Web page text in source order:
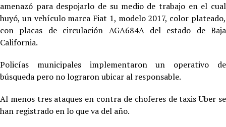
amenazó para despojarlo de su medio de trabajo en el cual
huyó, un vehículo marca Fiat 1, modelo 2017, color plateado,
con placas de circulación AGA684A del estado de Baja
California.
Policías municipales implementaron un operativo de
búsqueda pero no lograron ubicar al responsable.
Al menos tres ataques en contra de choferes de taxis Uber se
han registrado en lo que va del año.